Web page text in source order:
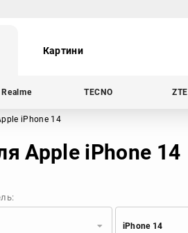
Картини
Realme TECNO ZTE
iPhone 14
Apple iPhone 14
iPhone 14